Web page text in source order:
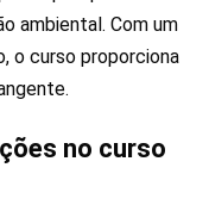
ambiental. Com um
o curso proporciona
no curso